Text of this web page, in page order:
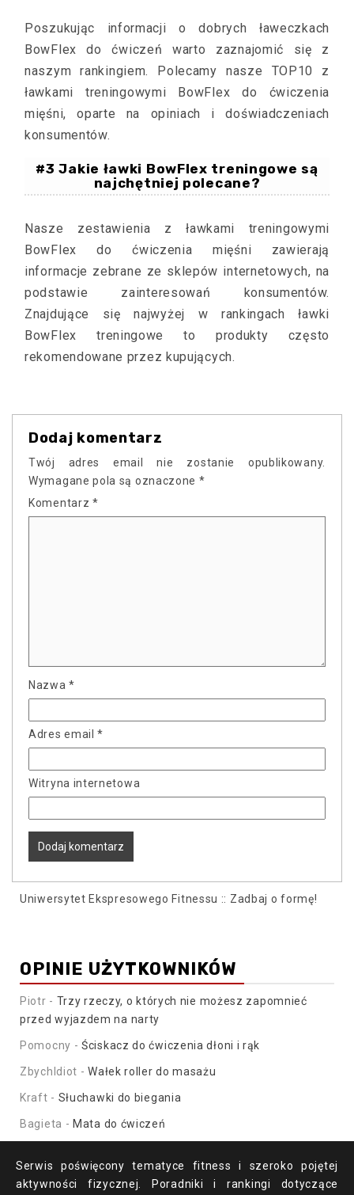
Poszukując informacji o dobrych ławeczkach
BowFlex do ćwiczeń warto zaznajomić się z
naszym rankingiem. Polecamy nasze TOP10 z
ławkami treningowymi BowFlex do ćwiczenia
mięśni, oparte na opiniach i doświadczeniach
konsumentów.
#3 Jakie ławki BowFlex treningowe są
najchętniej polecane?
Nasze zestawienia z ławkami treningowymi
BowFlex do ćwiczenia mięśni zawierają
informacje zebrane ze sklepów internetowych, na
podstawie zainteresowań konsumentów.
Znajdujące się najwyżej w rankingach ławki
BowFlex treningowe to produkty często
rekomendowane przez kupujących.
Dodaj komentarz
Twój adres email nie zostanie opublikowany.
Wymagane pola są oznaczone *
Komentarz *
Nazwa*
Adres email*
Witryna internetowa
Uniwersytet Ekspresowego Fitnessu :: Zadbaj o formę!
OPINIE UŻYTKOWNIKÓW
Piotr - Trzy rzeczy, o których nie możesz zapomnieć
przed wyjazdem na narty
Pomocny -Ściskacz do ćwiczenia dłoni i rąk
ZbychIdiot -Wałek roller do masażu
Kraft - Słuchawki do biegania
Bagieta - Mata do ćwiczeń
Serwis poświęcony tematyce fitness i szeroko pojętej
aktywności fizycznej. Poradniki i rankingi dotyczące